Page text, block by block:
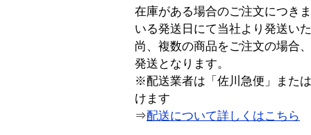
在庫がある場合のご注文につき
いる発送日にて当社より発送い
尚、複数の商品をご注文の場合
発送となります。
※配送業者は「佐川急便」また
けます
⇒配送について詳しくはこちら